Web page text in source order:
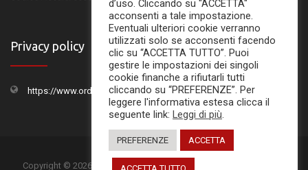
Privacy policy
https://www.ordinemedicifc.it/privacy-policy/
Copyright © 2026 Ordine dei Medici Chirurghi e Odontoiatri di Forlì-
d’uso. Cliccando su "ACCETTA"
acconsenti a tale impostazione.
Eventuali ulteriori cookie verranno
utilizzati solo se acconsenti facendo
clic su “ACCETTA TUTTO”. Puoi
gestire le impostazioni dei singoli
cookie finanche a rifiutarli tutti
cliccando su “PREFERENZE”. Per
leggere l'informativa estesa clicca il
seguente link: Leggi di più.
PREFERENZE ACCETTA